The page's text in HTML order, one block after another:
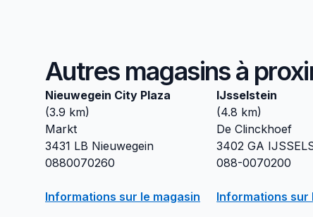
Autres magasins à
Nieuwegein City Plaza
(3.9 km)
Markt
3431 LB Nieuwegein
0880070260
Informations sur le magasin
IJsselstein
(4.8 km)
De Clinckhoef
3402 GA
088-0070200
Informations sur